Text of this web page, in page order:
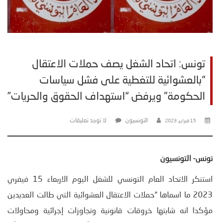
تونس: اتحاد الشغل يصف حملات الاعتقال
“بالعشوائية للتغطية على فشل سياسات
الحكومة” ويرفض “استهداف الحقوق والحريات”
15 فبراير، 2023 التونسيون لا توجد تعليقات
تونس- التونسيون
استنكر الاتحاد العام التونسي للشغل اليوم الاربعاء 15 فيفري
2023 ما اسماها “حملات الاعتقال العشوائية التي طالت العديدين
مؤكدا انه شابتها خروقات قانونية وتجاوزات إجرائية ومحاولات